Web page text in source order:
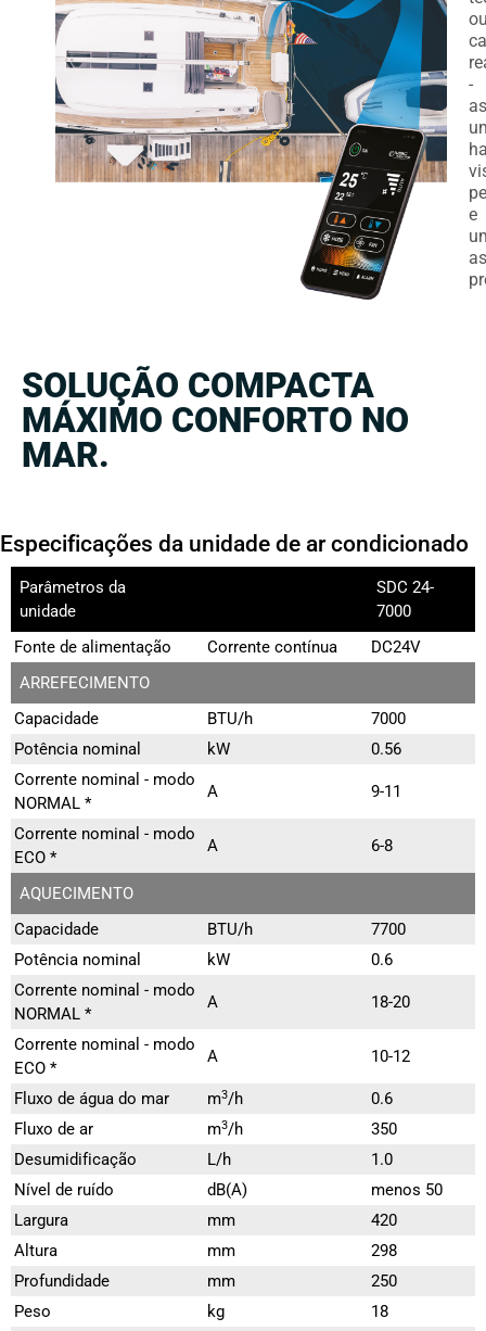
-
e
SOLUÇÃO COMPACTA
MÁXIMO CONFORTO NO
MAR.
Especificações da unidade de ar condicionado
Parâmetros da
unidade
SDC 24-
7000
Fonte de alimentação
Corrente contínua
DC24V
ARREFECIMENTO
Capacidade
BTU/h
7000
Potência nominal
kW
0.56
Corrente nominal - modo
NORMAL *
A 9-11
Corrente nominal - modo
ECO *
A 6-8
AQUECIMENTO
Capacidade
BTU/h
7700
Potência nominal
kW
0.6
Corrente nominal - modo
NORMAL *
A 18-20
Corrente nominal - modo
ECO *
A 10-12
Fluxo de água do mar m3/h
0.6
Fluxo de ar
m3/h
350
Desumidificação
L/h
1.0
Nível de ruído
dB(A)
menos 50
Largura
mm
420
Altura
mm
298
Profundidade
mm
250
Peso
kg
18